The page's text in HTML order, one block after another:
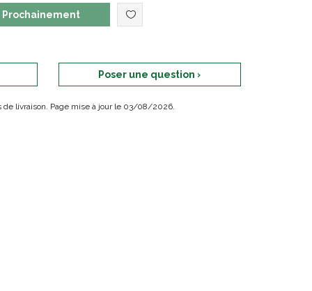
Prochainement
Poser une question ›
de livraison. Page mise à jour le 03/08/2026.